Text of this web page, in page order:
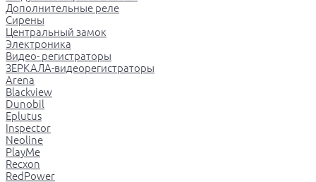
Дополнительные реле
Сирены
Центральный замок
Электроника
Видео- регистраторы
ЗЕРКАЛА-видеорегистраторы
Arena
Blackview
Dunobil
Eplutus
Inspector
Neoline
PlayMe
Recxon
RedPower